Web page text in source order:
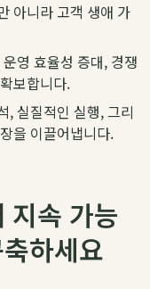
아니라 고객 생애 가
영 효율성 증대, 경쟁
보합니다.
, 실질적인 실행, 그리
을 이끌어냅니다.
지속 가능
하세요